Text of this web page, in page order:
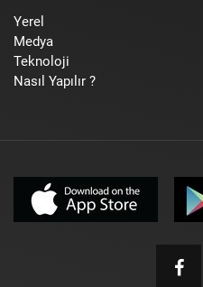
Yerel
Medya
Teknoloji
Nasıl Yapılır ?